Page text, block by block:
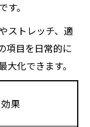
。
ストレッチ、適
項目を日常的に
化できます。
効果